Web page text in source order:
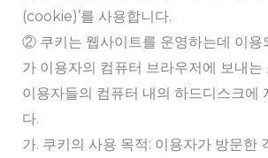
(cookie)’를 사용합니다.
② 쿠키는 웹사이트를 운영하는데 이
가 이용자의 컴퓨터 브라우저에 보내는
이용자들의 컴퓨터 내의 하드디스크에
다.
가. 쿠키의 사용 목적: 이용자가 방문한